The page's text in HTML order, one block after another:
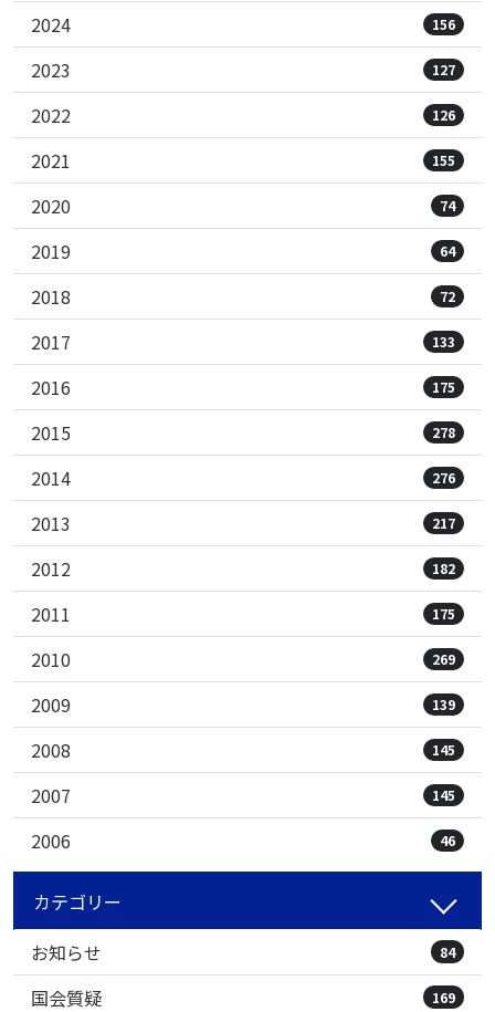
2024 156
2023 127
2022 126
2021 155
2020 74
2019 64
2018 72
2017 133
2016 175
2015 278
2014 276
2013 217
2012 182
2011 175
2010 269
2009 139
2008 145
2007 145
2006 46
カテゴリー
お知らせ
84
国会質疑 169